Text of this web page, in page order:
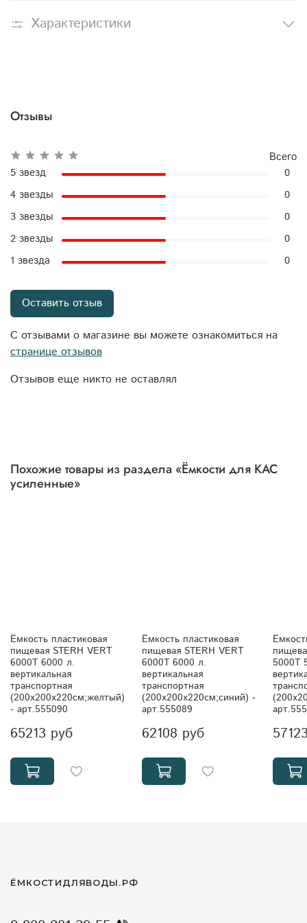
Характеристики
Отзывы
Отзывов еще никто не оставлял
Всего
5 звезд
0
4 звезды
0
3 звезды
0
2 звезды
0
1 звезда
0
Оставить отзыв
С отзывами о магазине вы можете ознакомиться на
странице отзывов
Похожие товары из раздела «Ёмкости для КАС
усиленные»
Ёмкость пластиковая
пищевая STERH VERT
6000T 6000 л.
вертикальная
транспортная
(200x200x220см;желтый)
- арт.555090
65213 руб
Ёмкость пластиковая
пищевая STERH VERT
6000T 6000 л.
вертикальная
транспортная
(200x200x220см;синий) -
арт.555089
62108 руб
5000T
ЁМКОСТИДЛЯВОДЫ.РФ